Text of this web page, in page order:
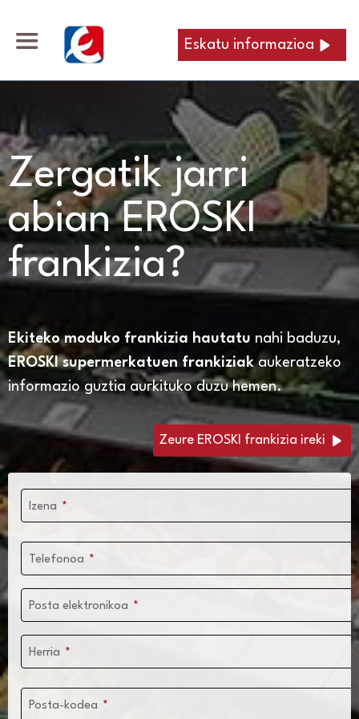
Eskatu informazioa
Zergatik jarri
abian EROSKI
frankizia?
Ekiteko moduko frankizia hautatu nahi baduzu,
EROSKIsupermerkatuen frankiziakaukeratzeko
informazio guztia aurkituko duzu hemen.
Zeure EROSKI frankizia ireki
Izena *
Telefonoa *
Posta elektronikoa *
Herria *
Posta-kodea *